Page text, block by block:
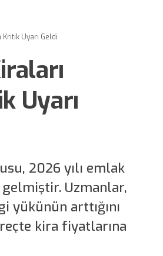
Uyarı Geldi
Uyarı
2026 yılı emlak
Uzmanlar,
yükünün arttığını
kira fiyatlarına